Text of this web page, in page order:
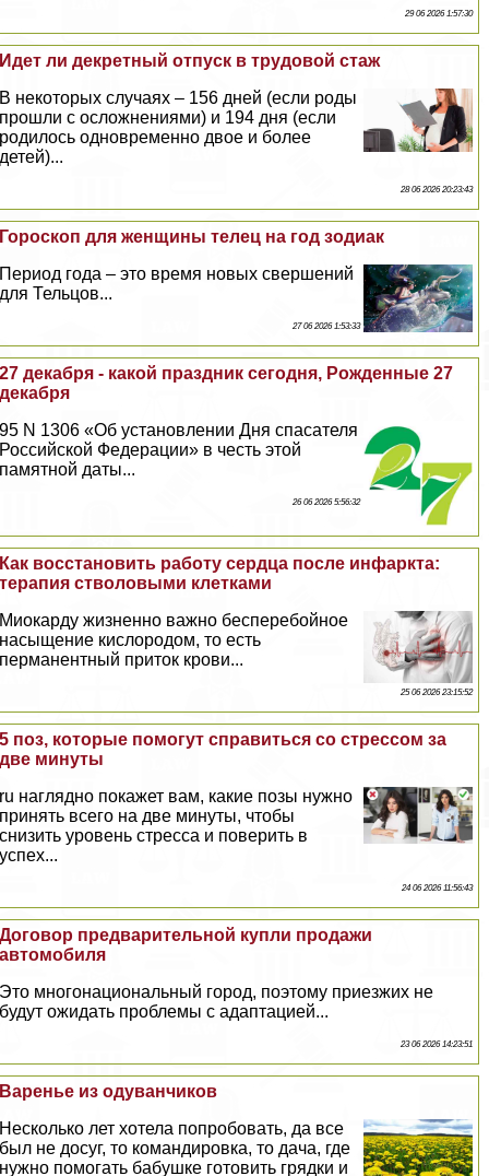
29 06 2026 1:57:30
Идет ли декретный отпуск в трудовой стаж
В некоторых случаях – 156 дней (если роды
прошли с осложнениями) и 194 дня (если
родилось одновременно двое и более
детей)...
28 06 2026 20:23:43
Гороскоп для женщины телец на год зодиак
Период года – это время новых свершений
для Тельцов...
27 06 2026 1:53:33
27 декабря - какой праздник сегодня, Рожденные 27
декабря
95 N 1306 «Об установлении Дня спасателя
Российской Федерации» в честь этой
памятной даты...
26 06 2026 5:56:32
Как восстановить работу сердца после инфаркта:
терапия стволовыми клетками
Миокарду жизненно важно бесперебойное
насыщение кислородом, то есть
перманентный приток крови...
25 06 2026 23:15:52
5 поз, которые помогут справиться со стрессом за
две минуты
ru наглядно покажет вам, какие позы нужно
принять всего на две минуты, чтобы
снизить уровень стресса и поверить в
успех...
24 06 2026 11:56:43
Договор предварительной купли продажи
автомобиля
Это многонациональный город, поэтому приезжих не
будут ожидать проблемы с адаптацией...
23 06 2026 14:23:51
Варенье из одуванчиков
Несколько лет хотела попробовать, да все
был не досуг, то комaндировка, то дача, где
нужно помогать бабушке готовить грядки и